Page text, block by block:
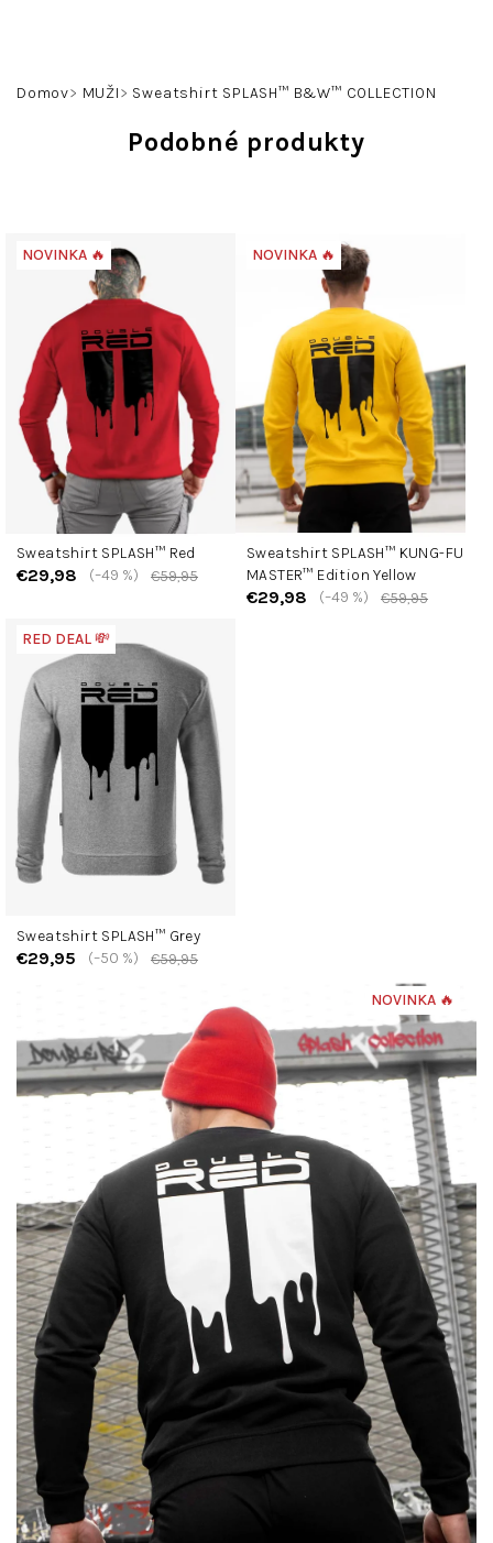
Domov MUŽI Sweatshirt SPLASH™ B&W™ COLLECTION
NOVINKA 🔥
Podobné produkty
NOVINKA 🔥
Sweatshirt SPLASH™ Red
€29,98 €59,95
(–49 %)
NOVINKA 🔥
Sweatshirt SPLASH™ KUNG-FU
MASTER™ Edition Yellow
€29,98 €59,95
(–49 %)
RED DEAL 💸
Sweatshirt SPLASH™ Grey
€29,95 €59,95
(–50 %)